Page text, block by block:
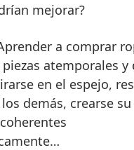
mejorar?
a comprar
atemporales y
en el espejo,
demás, crearse